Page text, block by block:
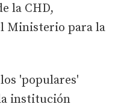
la CHD,
Ministerio para la
'populares'
institución